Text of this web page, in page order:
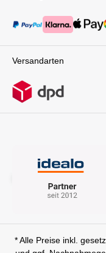
Versandarten
* Alle Preise inkl.